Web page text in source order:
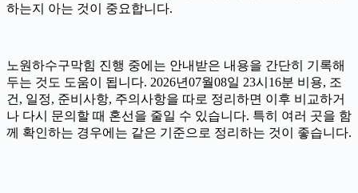
하는지 아는 것이 중요합니다.
노원하수구막힘 진행 중에는 안내받은 내용을 간단히 기록해
두는 것도 도움이 됩니다. 2026년07월08일 23시16분 비용, 조
건, 일정, 준비사항, 주의사항을 따로 정리하면 이후 비교하거
나 다시 문의할 때 혼선을 줄일 수 있습니다. 특히 여러 곳을 함
께 확인하는 경우에는 같은 기준으로 정리하는 것이 좋습니다.